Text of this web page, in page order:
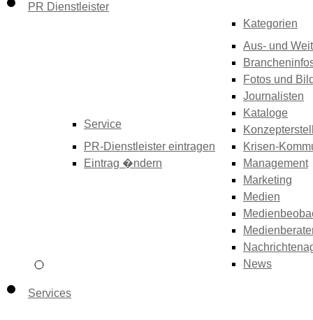
PR Dienstleister
Service
PR-Dienstleister eintragen
Eintrag �ndern
Kategorien
Aus- und
Fotos und
Journalisten
Kataloge
Krisen-
Management
Marketing
Medien
News
Services